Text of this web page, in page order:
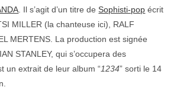
. Il s’agit d’un titre deSophisti-pop écrit
MILLER (la chanteuse ici), RALF
MERTENS. La production est signée
STANLEY, qui s’occupera des
un extrait de leur album “1234” sorti le 14